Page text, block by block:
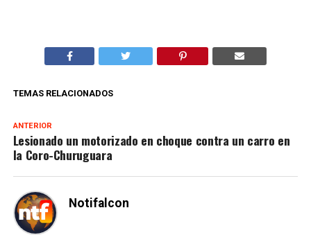
TEMAS RELACIONADOS
ANTERIOR
Lesionado un motorizado en choque contra un carro en
la Coro-Churuguara
Notifalcon